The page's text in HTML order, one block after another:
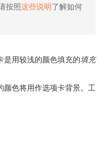
按照这些说明了解如何
是用较浅的颜色填充的填充
颜色将用作选项卡背景。工